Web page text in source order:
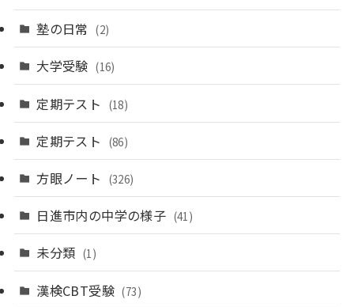
塾の日常 (2)
大学受験 (16)
定期テスト (18)
定期テスト (86)
方眼ノート (326)
日進市内の中学の様子 (41)
未分類 (1)
漢検CBT受験 (73)